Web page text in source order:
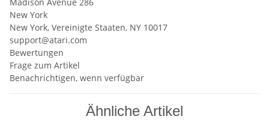
New York
New York, Vereinigte Staaten, NY 10017
support@atari.com
Bewertungen
Frage zum Artikel
Benachrichtigen, wenn verfügbar
Ähnliche Artikel